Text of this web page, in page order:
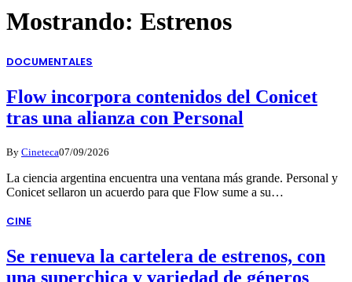
Mostrando: Estrenos
DOCUMENTALES
Flow incorpora contenidos del Conicet
tras una alianza con Personal
By Cineteca07/09/2026
La ciencia argentina encuentra una ventana más grande. Personal y
Conicet sellaron un acuerdo para que Flow sume a su…
CINE
Se renueva la cartelera de estrenos, con
una superchica y variedad de géneros